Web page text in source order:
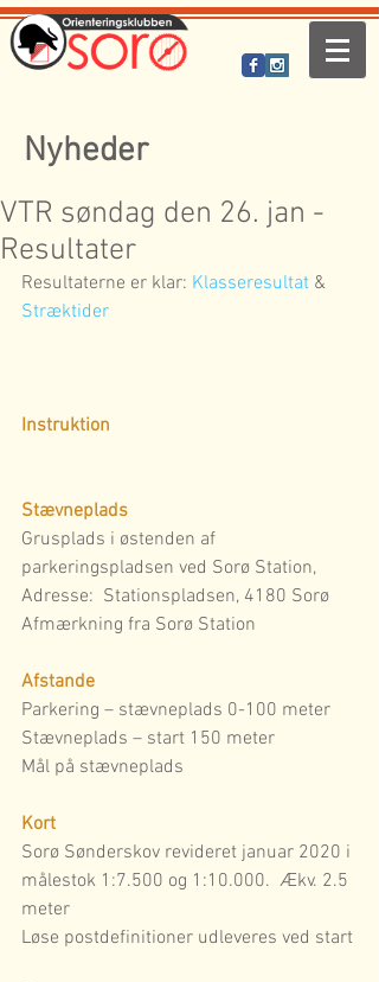
Nyheder
VTR søndag den 26. jan -
Resultater
Resultaterne er klar: Klasseresultat &
Stræktider
Instruktion
Stævneplads
Grusplads i østenden af
parkeringspladsen ved Sorø Station,
Adresse:  Stationspladsen, 4180 Sorø
Afmærkning fra Sorø Station
Afstande
Parkering – stævneplads 0-100 meter
Stævneplads – start 150 meter
Mål på stævneplads
Kort
Sorø Sønderskov revideret januar 2020 i
målestok 1:7.500 og 1:10.000.  Ækv. 2.5
meter
Løse postdefinitioner udleveres ved start